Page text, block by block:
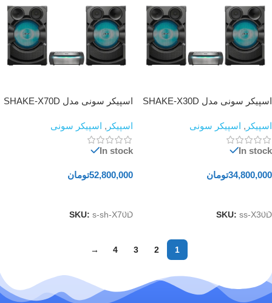
اسپیکر سونی مدل SHAKE-X30D
اسپیکر , اسپیکر سونی
In stock
34,800,000تومان
SKU: ss-X30D
اسپیکر سونی مدل SHAKE-X70D
اسپیکر , اسپیکر سونی
In stock
52,800,000تومان
SKU: s-sh-X70D
1
2
3
4
→